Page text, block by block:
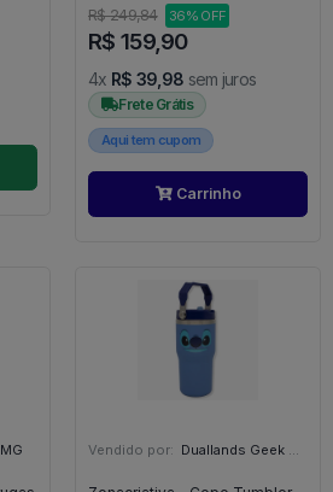
R$ 249,84
36% OFF
R$ 159,90
4x R$ 39,98 sem juros
Frete Grátis
Aqui tem cupom
Carrinho
Vendido por: Duallands Geek Store - RS